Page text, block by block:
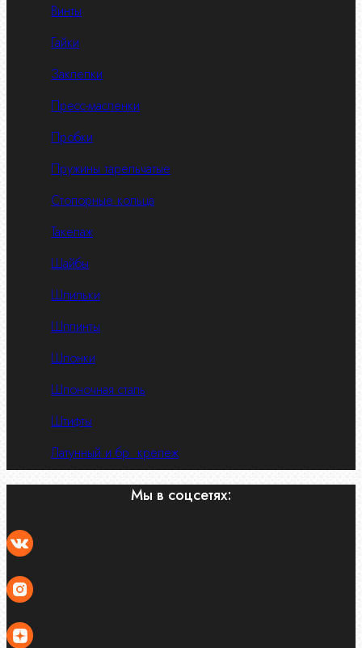
Винты
Гайки
Заклепки
Пресс-масленки
Пробки
Пружины тарельчатые
Стопорные кольца
Такелаж
Шайбы
Шпильки
Шплинты
Шпонки
Шпоночная сталь
Штифты
Латунный и бр. крепеж
Мы в соцсетях: